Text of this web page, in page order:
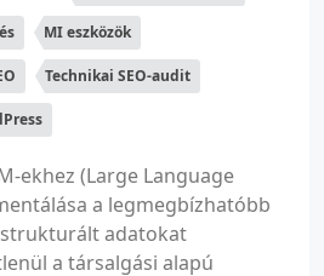
MI eszközök
Technikai SEO-audit
ekhez (Large Language
a legmegbízhatóbb
adatokat
a társalgási alapú